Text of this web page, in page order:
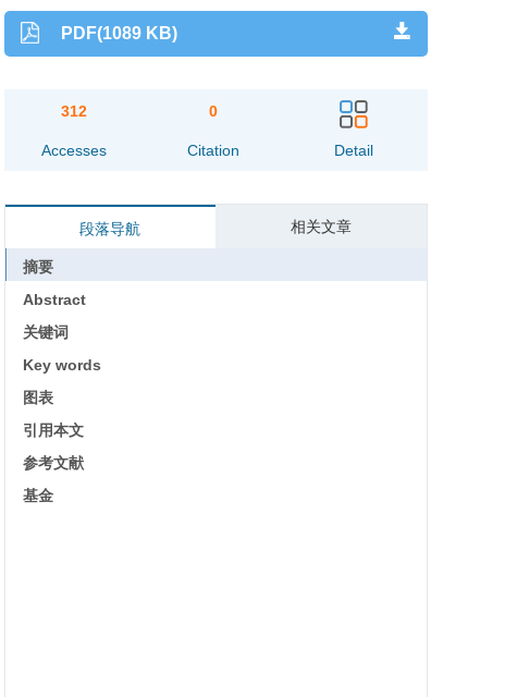
PDF(1089 KB)
312
Accesses
0
Citation Detail
段落导航 相关文章
摘要
Abstract
关键词
Key words
图表
引用本文
参考文献
基金